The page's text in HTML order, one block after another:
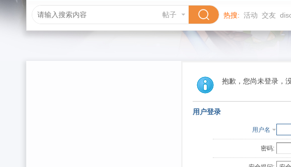
帖子 热搜: 活动 交友
抱歉，您尚未登录，
用户登录
用户名
密码: